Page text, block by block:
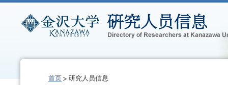
首页 研究人员信息